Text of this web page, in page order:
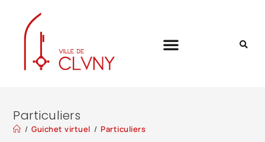
Particuliers
/ Guichet virtuel / Particuliers